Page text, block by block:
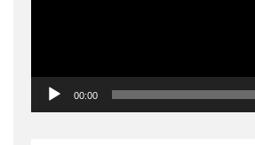
00:00